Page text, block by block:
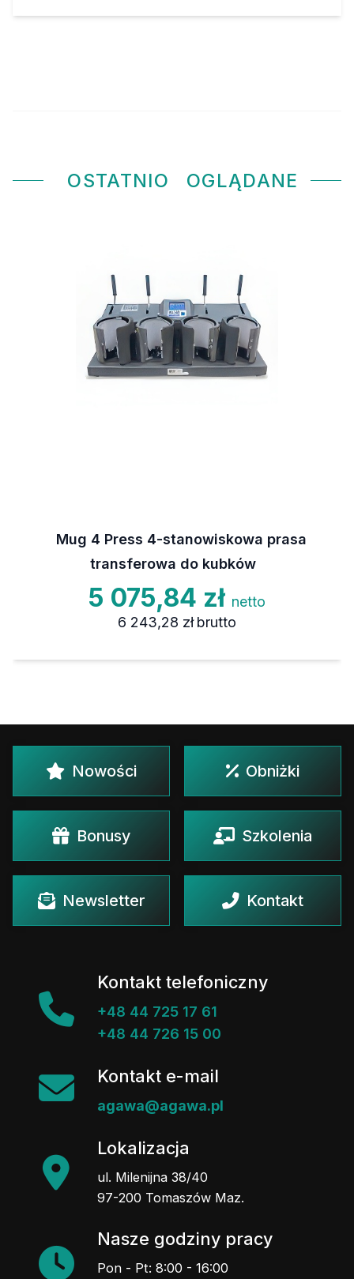
OSTATNIO OGLĄDANE
Mug 4 Press 4-stanowiskowa prasa
transferowa do kubków
5 075,84 zł netto
6 243,28 zł brutto
Nowości Obniżki
Bonusy Szkolenia
Newsletter Kontakt
Kontakt telefoniczny
+48 44 725 17 61
+48 44 726 15 00
Kontakt e-mail
agawa@agawa.pl
Lokalizacja
ul. Milenijna 38/40
97-200 Tomaszów Maz.
Nasze godziny pracy
Pon - Pt: 8:00 - 16:00